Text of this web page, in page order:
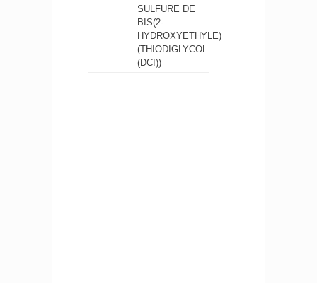
SULFURE DE
BIS(2-
HYDROXYETHYLE)
(THIODIGLYCOL
(DCI))